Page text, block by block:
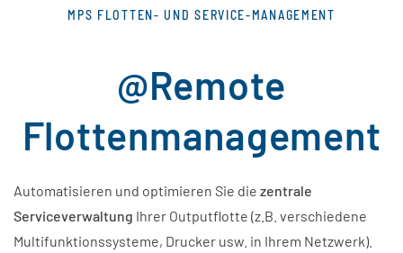
MPS FLOTTEN- UND SERVICE-MANAGEMENT
@Remote
Flottenmanagement
Automatisieren und optimieren Sie die zentrale
Serviceverwaltung Ihrer Outputflotte (z.B. verschiedene
Multifunktionssysteme, Drucker usw. in Ihrem Netzwerk).